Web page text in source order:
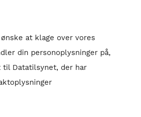
at klage over vores
din personoplysninger på,
til Datatilsynet, der har